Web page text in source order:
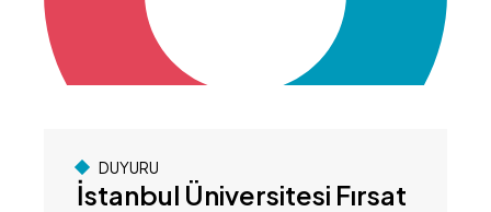
DUYURU
İstanbul Üniversitesi Fırsat